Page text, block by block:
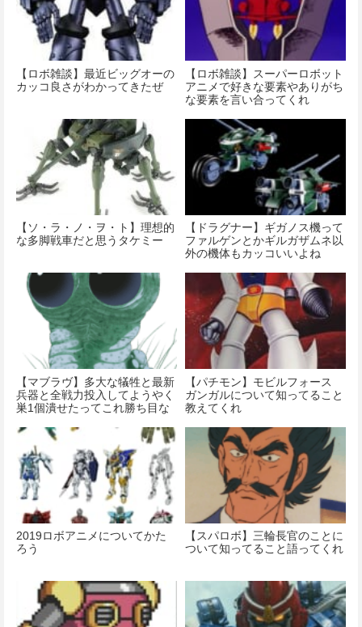
【ロボ雑談】最近ビッグオーの
カッコ良さがわかってきたぜ
【ロボ雑談】スーパーロボット
アニメで好きな要素やありがち
な要素を言い合ってくれ
【ソ・ラ・ノ・ヲ・ト】理想的
な多脚戦車だと思うタケミー
【ドラグナー】ギガノス機って
ファルゲンとかギルガザムネ以
外の機体もカッコいいよね
【マブラヴ】多大な犠牲と最新
兵器と全戦力投入してようやく
巣1個潰せたってこれ勝ち目な
【パチモン】モビルフォース
ガンガルについて知ってること
教えてくれ
2019ロボアニメについてかた
ろう
【スパロボ】三輪長官のことに
ついて知ってること語ってくれ